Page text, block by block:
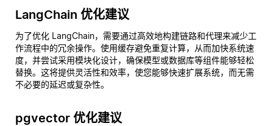
LangChain 优化建议
为了优化 LangChain，需要通过高效地构建链路和代理来减少工
作流程中的冗余操作。使用缓存避免重复计算，从而加快系统速
度，并尝试采用模块化设计，确保模型或数据库等组件能够轻松
替换。这将提供灵活性和效率，使您能够快速扩展系统，而无需
不必要的延迟或复杂性。
pgvector 优化建议